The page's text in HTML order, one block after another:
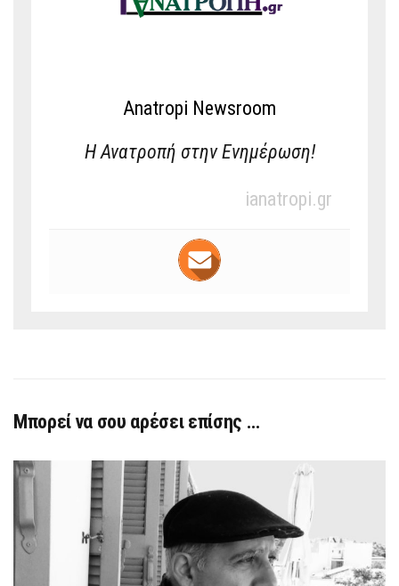
Anatropi Newsroom
Η Ανατροπή στην Ενημέρωση!
ianatropi.gr
Μπορεί να σου αρέσει επίσης …